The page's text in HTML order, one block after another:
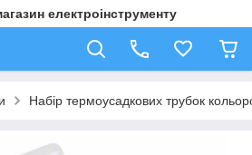
електроінструменту
Набір термоусадкових трубок